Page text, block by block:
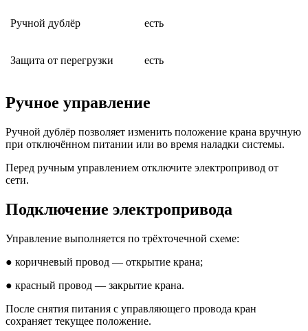
Ручной дублёр есть
Защита от перегрузки есть
Ручное управление
Ручной дублёр позволяет изменить положение крана вручную
при отключённом питании или во время наладки системы.
Перед ручным управлением отключите электропривод от
сети.
Подключение электропривода
Управление выполняется по трёхточечной схеме:
● коричневый провод — открытие крана;
● красный провод — закрытие крана.
После снятия питания с управляющего провода кран
сохраняет текущее положение.